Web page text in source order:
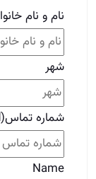
نام و نام
شهر
شماره تماس(Required)
Name